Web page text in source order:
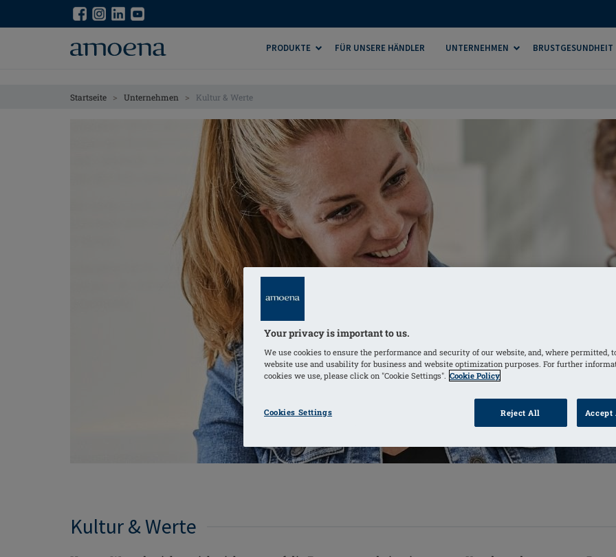
PRODUKTE FÜR UNSERE HÄNDLER UNTERNEHMEN BRUSTGESUNDHEIT
Startseite > Unternehmen > Kultur & Werte
Kultur & Werte
Your privacy is important to us.
We use cookies to ensure the performance and security of our website, and, where permitted,
website use and usability for business and website optimization purposes. For further
cookies we use, please click on "Cookie Settings". Cookie Policy
Cookies Settings Reject All Accept